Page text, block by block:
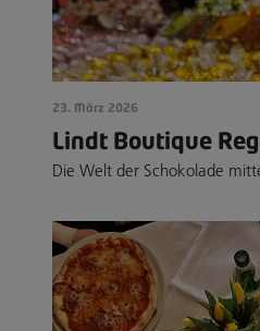
23. März 2026
Lindt Boutique
Die Welt der Schokolade